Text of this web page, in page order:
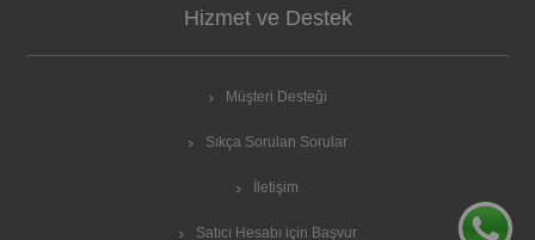
Hizmet ve Destek
Müşteri Desteği
Sıkça Sorulan Sorular
İletişim
Satıcı Hesabı için Başvur